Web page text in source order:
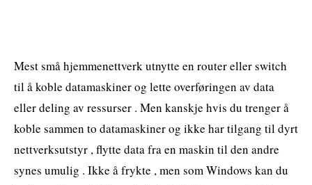
Mest små hjemmenettverk utnytte en router eller switch
til å koble datamaskiner og lette overføringen av data
eller deling av ressurser . Men kanskje hvis du trenger å
koble sammen to datamaskiner og ikke har tilgang til dyrt
nettverksutstyr , flytte data fra en maskin til den andre
synes umulig . Ikke å frykte , men som Windows kan du